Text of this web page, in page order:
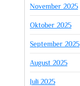
November 2025
Oktober 2025
September 2025
August 2025
Juli 2025